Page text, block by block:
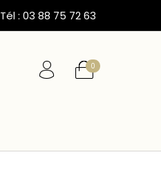
Tél : 03 88 75 72 63
0